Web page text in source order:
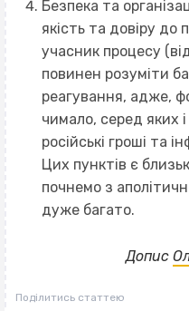
Безпека та
якість та довіру
учасник процесу
повинен розуміти
реагування, адже,
чимало, серед яких
російські гроші та
Цих пунктів є
почнемо з
дуже багато.
Допис
Поділитись статтею